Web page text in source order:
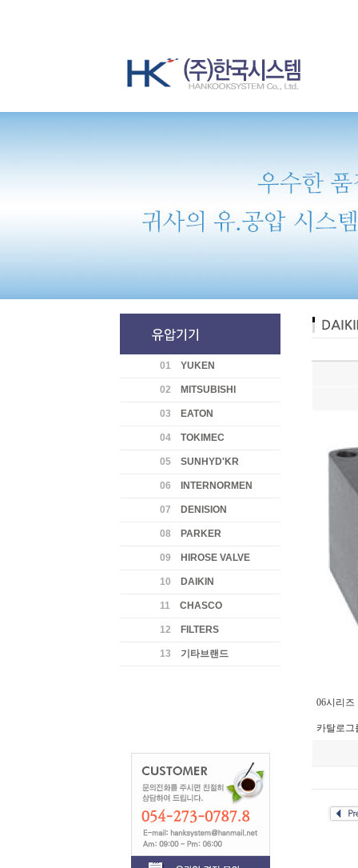
01 YUKEN
02 MITSUBISHI
03 EATON
04 TOKIMEC
05 SUNHYD'KR
06 INTERNORMEN
07 DENISION
08 PARKER
09 HIROSE VALVE
10 DAIKIN
11 CHASCO
12 FILTERS
13 기타브랜드
06시리즈
카탈로그